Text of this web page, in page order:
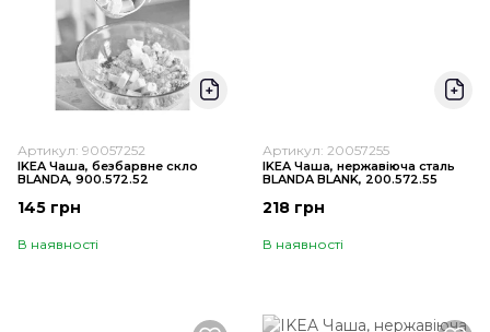
Артикул: 90057252
IKEA Чаша, безбарвне скло
BLANDA, 900.572.52
145 грн
В наявності
Артикул: 20057255
IKEA Чаша, нержавіюча сталь
BLANDA BLANK, 200.572.55
218 грн
В наявності